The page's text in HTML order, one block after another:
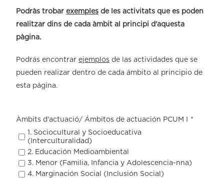
Podràs trobar exemples de les activitats que es poden
realitzar dins de cada àmbit al principi d'aquesta
pàgina.
Podrás encontrar ejemplos de las actividades que se
pueden realizar dentro de cada ámbito al principio de
esta página.
Àmbits d'actuació/ Ámbitos de actuación PCUM I
*
1. Sociocultural y Socioeducativa
(Interculturalidad)
2. Educación Medioambiental
3. Menor (Familia, Infancia y Adolescencia-nna)
4. Marginación Social (Inclusión Social)